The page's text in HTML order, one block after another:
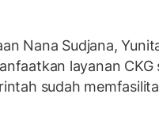
Nana Sudjana,
layanan CKG
sudah